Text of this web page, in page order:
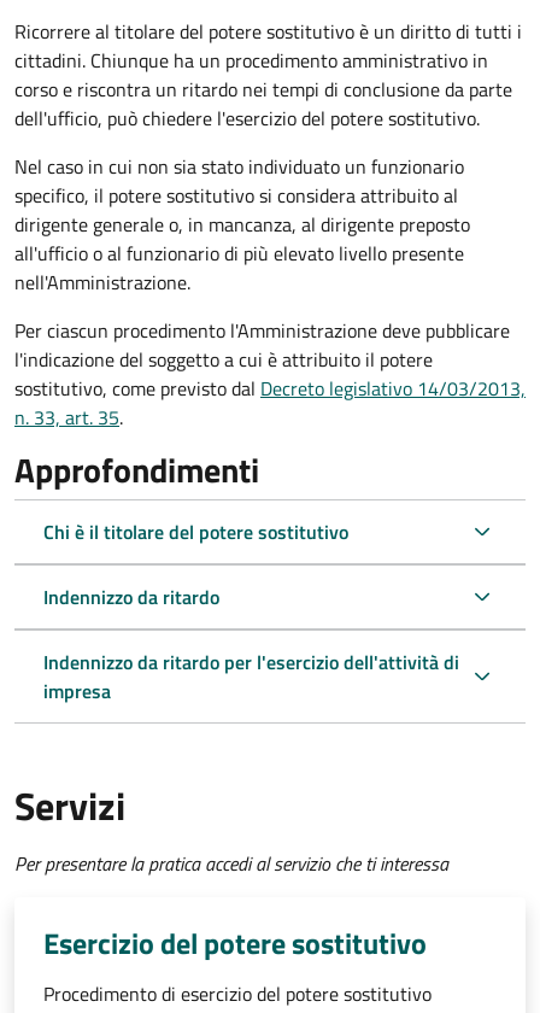
Ricorrere al titolare del potere sostitutivo è un diritto di tutti i
cittadini. Chiunque ha un procedimento amministrativo in
corso e riscontra un ritardo nei tempi di conclusione da parte
dell'ufficio, può chiedere l'esercizio del potere sostitutivo.
Nel caso in cui non sia stato individuato un funzionario
specifico, il potere sostitutivo si considera attribuito al
dirigente generale o, in mancanza, al dirigente preposto
all'ufficio o al funzionario di più elevato livello presente
nell'Amministrazione.
Per ciascun procedimento l'Amministrazione deve pubblicare
l'indicazione del soggetto a cui è attribuito il potere
sostitutivo, come previsto dal Decreto legislativo 14/03/2013,
n. 33, art. 35.
Approfondimenti
Chi è il titolare del potere sostitutivo
Indennizzo da ritardo
Indennizzo da ritardo per l'esercizio dell'attività di
impresa
Servizi
Per presentare la pratica accedi al servizio che ti interessa
Esercizio del potere sostitutivo
Procedimento di esercizio del potere sostitutivo